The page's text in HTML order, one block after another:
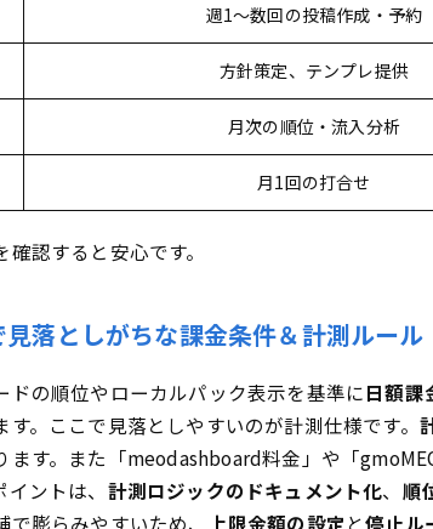
週1〜数回の投稿作成・予約
方針策定、テンプレ提供
月次の順位・流入分析
月1回の打合せ
認すると安心です。
落としがちな課金条件＆計測ルール
ドの順位やローカルパック表示を基準に日額課
。ここで見落としやすいのが計測仕様です。
ます。また「meodashboard料金」や「
ントは、 計測ロジックのドキュメント化、 順
膨らみやすいため、
上限金額の設定 と停止ル